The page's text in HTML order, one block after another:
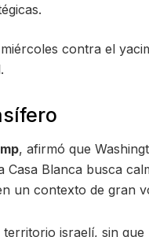
contra el
, afirmó que
Blanca busca
un contexto de gran
israelí, sin